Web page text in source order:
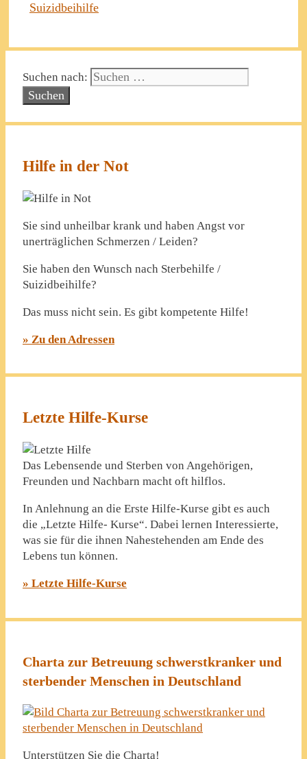
Suizidbeihilfe
Suchen nach:
Hilfe in der Not
Sie sind unheilbar krank und haben Angst vor
unerträglichen Schmerzen / Leiden?
Sie haben den Wunsch nach Sterbehilfe /
Suizidbeihilfe?
Das muss nicht sein. Es gibt kompetente Hilfe!
» Zu den Adressen
Letzte Hilfe-Kurse
Das Lebensende und Sterben von Angehörigen,
Freunden und Nachbarn macht oft hilflos.
In Anlehnung an die Erste Hilfe-Kurse gibt es auch
die „Letzte Hilfe- Kurse“. Dabei lernen Interessierte,
was sie für die ihnen Nahestehenden am Ende des
Lebens tun können.
» Letzte Hilfe-Kurse
Charta zur Betreuung schwerstkranker und
sterbender Menschen in Deutschland
Unterstützen Sie die Charta!